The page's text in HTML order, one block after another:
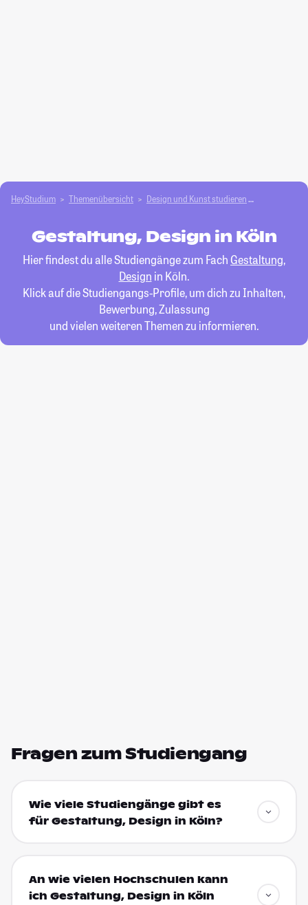
HeyStudium Themenübersicht Design und Kunst studieren
Gestaltung, Design in Köln
Hier findest du alle Studiengänge zum Fach Gestaltung,
Design in Köln.
Klick auf die Studiengangs-Profile, um dich zu Inhalten,
Bewerbung, Zulassung
und vielen weiteren Themen zu informieren.
Fragen zum Studiengang
Wie viele Studiengänge gibt es
für Gestaltung, Design in Köln?
An wie vielen Hochschulen kann
ich Gestaltung, Design in Köln